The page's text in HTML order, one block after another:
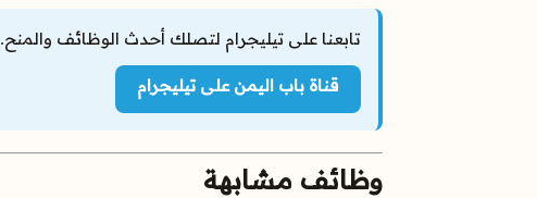
تابعنا على تيليجرام لتصلك أحدث الوظائف والمنح.
قناة باب اليمن على تيليجرام
وظائف مشابهة